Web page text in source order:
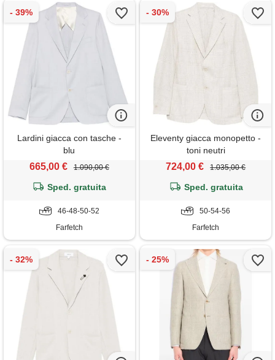
Lardini giacca con tasche -
blu
665,00 € 1.090,00 €
Sped. gratuita
46-48-50-52
Farfetch
Eleventy giacca monopetto -
toni neutri
724,00 € 1.035,00 €
Sped. gratuita
50-54-56
Farfetch